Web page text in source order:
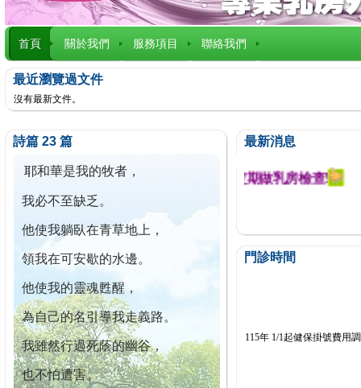
首頁 關於我們 服務項目 聯絡我們
最近瀏覽過文件
沒有最新文件。
詩篇 23 篇
耶和華是我的牧者，
我必不至缺乏。
他使我躺臥在青草地上，
領我在可安歇的水邊。
他使我的靈魂甦醒，
為自己的名引導我走義路。
我雖然行過死蔭的幽谷，
也不怕遭害。
最新消息
今已篩檢出1700位乳癌患者,提醒您定期做乳房檢查!
門診時間
115年 1/1起健保掛號費用